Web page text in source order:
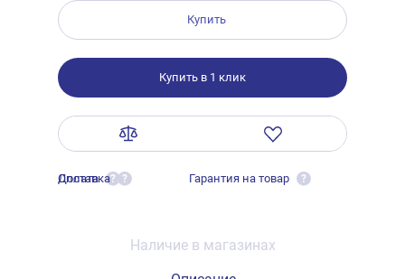
Купить
Купить в 1 клик
Оплата ?
Доставка ? Гарантия на товар ?
Наличие в магазинах